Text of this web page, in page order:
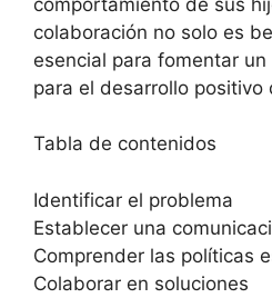
colaboración no solo es
esencial para fomentar
para el desarrollo positivo
Tabla de contenidos
Identificar el problema
Establecer una
Comprender las políticas
Colaborar en soluciones